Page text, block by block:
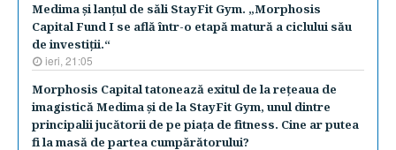
Medima şi lanţul de săli StayFit Gym. „Morphosis
Capital Fund I se află într-o etapă matură a ciclului său
de investiţii.“
ieri, 21:05
Morphosis Capital tatonează exitul de la reţeaua de
imagistică Medima şi de la StayFit Gym, unul dintre
principalii jucătorii de pe piaţa de fitness. Cine ar putea
fi la masă de partea cumpărătorului?